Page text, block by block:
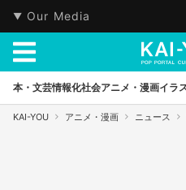
Our Media
本・文芸情報化社会アニメ・漫画イラ
KAI-YOU アニメ・漫画 ニュース